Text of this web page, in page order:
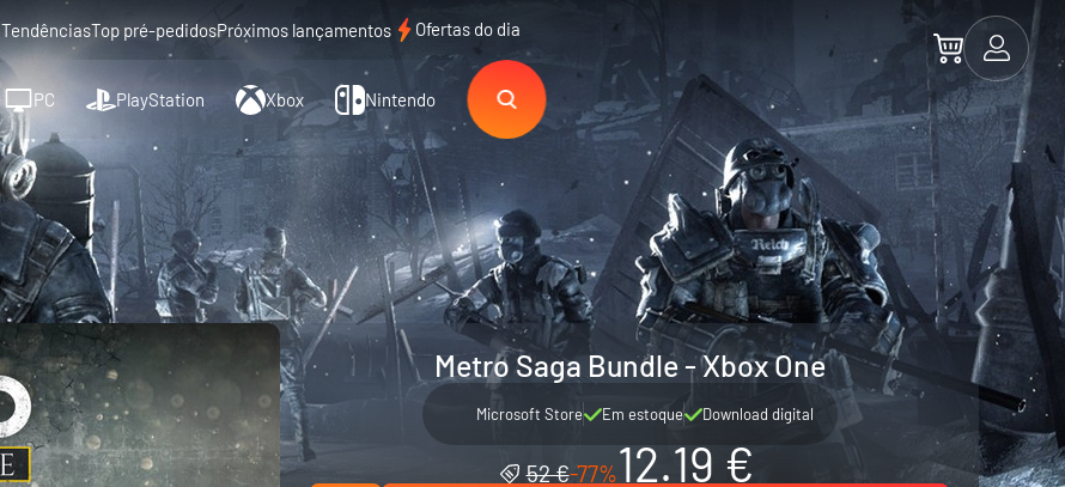
TendênciasTop pré-pedidosPróximos lançamentos Ofertas do dia
PC PlayStation Xbox Nintendo
Metro Saga Bundle - Xbox One
Microsoft Store Em estoque Download digital
52 €-77%12.19 €